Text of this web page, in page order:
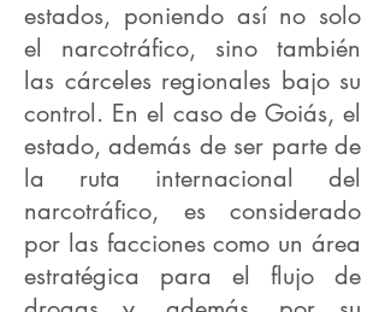
estados, poniendo así no solo
el narcotráfico, sino también
las cárceles regionales bajo su
control. En el caso de Goiás, el
estado, además de ser parte de
la ruta internacional del
narcotráfico, es considerado
por las facciones como un área
estratégica para el flujo de